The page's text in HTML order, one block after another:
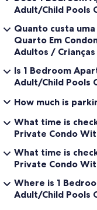
Adult/Child Pools
Quanto custa
Quarto Em
Adultos /
Is 1 Bedroom
Adult/Child Pools
How much is
What time is
Private Condo
What time is
Private Condo
Where is 1
Adult/Child Pools